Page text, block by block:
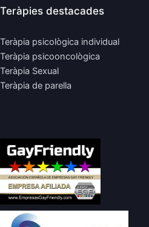
Teràpies destacades
Teràpia psicològica individual
Teràpia psicooncològica
Teràpia Sexual
Teràpia de parella